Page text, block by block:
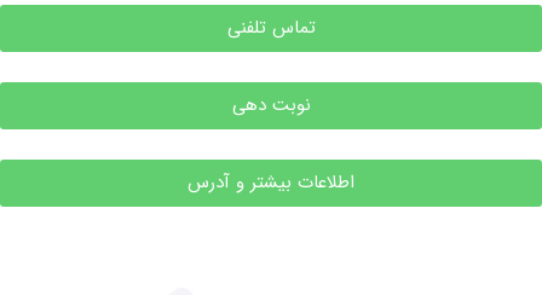
تماس تلفنی
نوبت دهی
اطلاعات بیشتر و آدرس